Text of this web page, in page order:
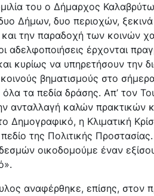
του ο Δήμαρχος
Δήμων, δυο περιοχών, ξεκινά
την παραδοχή των κοινών
αδελφοποιήσεις έρχονται
κυρίως να υπηρετήσουν την
βηματισμούς στο
τα πεδία δράσης. Απ’ τον
ανταλλαγή καλών πρακτικών
Δημογραφικό, η Κλιματική
πεδίο της Πολιτικής
οικοδομούμε έναν
αναφέρθηκε, επίσης, στον